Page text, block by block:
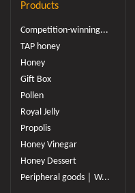
Products
Competition-winning...
TAP honey
Honey
Gift Box
Pollen
Royal Jelly
Propolis
Honey Vinegar
Honey Dessert
Peripheral goods｜W...